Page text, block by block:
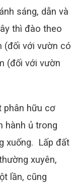
sáng, dẫn và
thì đào theo
(đối với vườn có
(đối với vườn
phân hữu cơ
hành ủ trong
xuống. Lấp đất
xuyên,
lần, cũng